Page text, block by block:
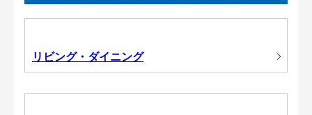
リビング・ダイニング